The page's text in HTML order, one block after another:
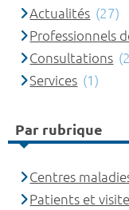
Actualités (27)
Professionnels
Consultations
Services (1)
Par rubrique
Centres
Patients et